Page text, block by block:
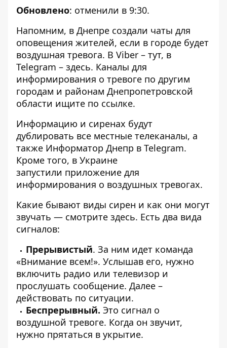
Обновлено: отменили в 9:30.
Напомним, в Днепре создали чаты для
оповещения жителей, если в городе будет
воздушная тревога. В Viber – тут, в
Telegram – здесь. Каналы для
информирования о тревоге по другим
городам и районам Днепропетровской
области ищите по ссылке.
Информацию и сиренах будут
дублировать все местные телеканалы, а
также Информатор Днепр в Telegram.
Кроме того, в Украине
запустили приложение для
информирования о воздушных тревогах.
Какие бывают виды сирен и как они могут
звучать — смотрите здесь. Есть два вида
сигналов:
Прерывистый. За ним идет команда
«Внимание всем!». Услышав его, нужно
включить радио или телевизор и
прослушать сообщение. Далее –
действовать по ситуации.
Беспрерывный. Это сигнал о
воздушной тревоге. Когда он звучит,
нужно прятаться в укрытие.